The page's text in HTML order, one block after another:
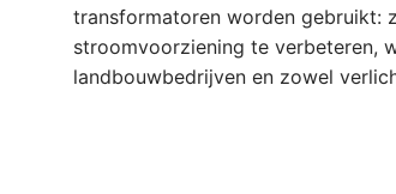
transformatoren worden gebruikt:
stroomvoorziening te verbeteren,
landbouwbedrijven en zowel